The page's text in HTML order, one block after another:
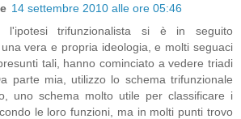
14 settembre 2010 alle ore 05:46
l'ipotesi trifunzionalista si è in seguito
vera e propria ideologia, e molti seguaci
tali, hanno cominciato a vedere triadi
parte mia, utilizzo lo schema trifunzionale
uno schema molto utile per classificare i
le loro funzioni, ma in molti punti trovo